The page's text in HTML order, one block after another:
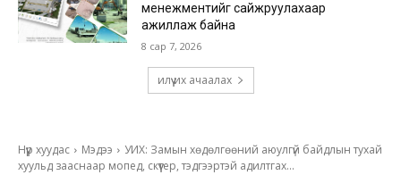
менежментийг сайжруулахаар
ажиллаж байна
8 сар 7, 2026
илүү их ачаалах